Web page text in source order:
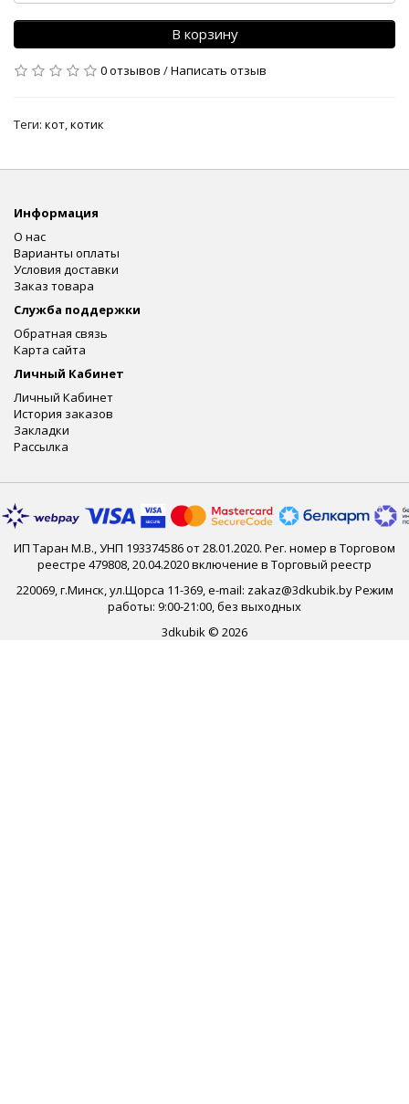
В корзину
0 отзывов /Написать отзыв
Теги: кот,котик
Информация
О нас
Варианты оплаты
Условия доставки
Заказ товара
Служба поддержки
Обратная связь
Карта сайта
Личный Кабинет
Личный Кабинет
История заказов
Закладки
Рассылка
ИП Таран М.В., УНП 193374586 от 28.01.2020. Рег. номер в Торговом
реестре 479808, 20.04.2020 включение в Торговый реестр
220069, г.Минск, ул.Щорса 11-369, e-mail: zakaz@3dkubik.by Режим
работы: 9:00-21:00, без выходных
3dkubik © 2026